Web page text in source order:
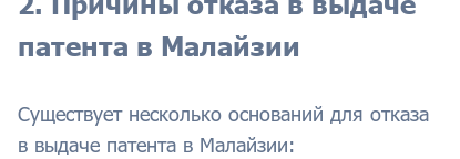
патента в Малайзии
Существует несколько оснований для отказа
в выдаче патента в Малайзии: